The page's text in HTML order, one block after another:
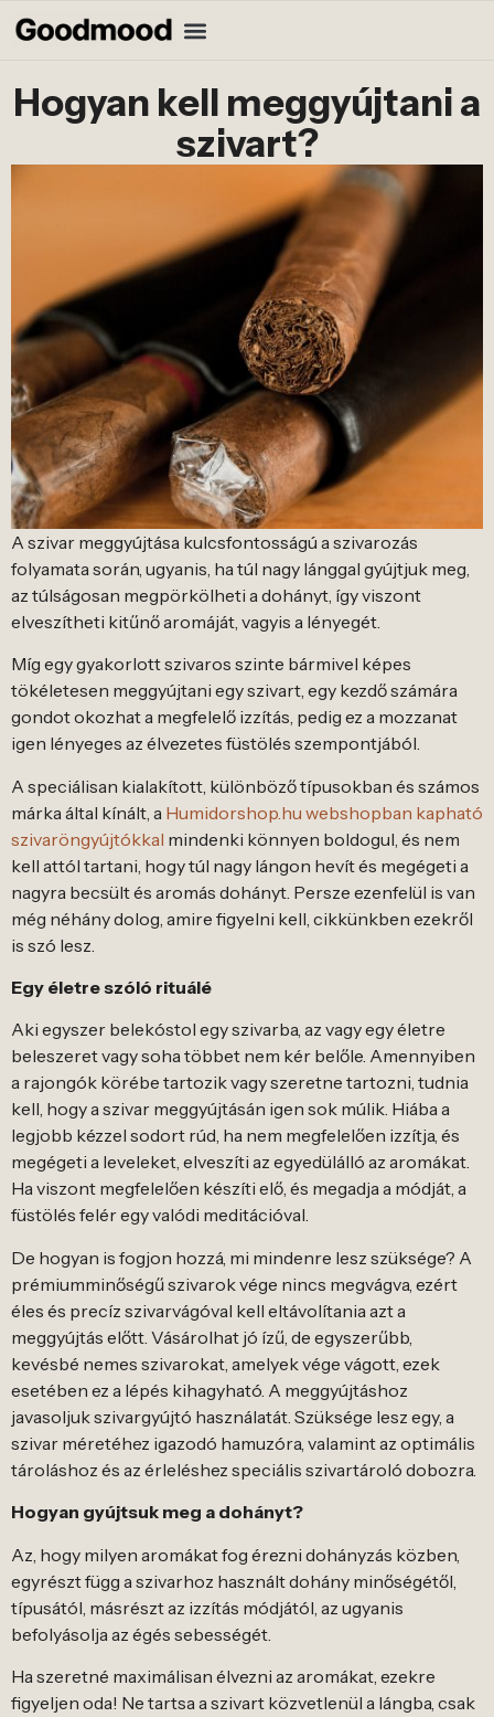
Hogyan kell meggyújtani a
szivart?
A szivar meggyújtása kulcsfontosságú a szivarozás
folyamata során, ugyanis, ha túl nagy lánggal gyújtjuk meg,
az túlságosan megpörkölheti a dohányt, így viszont
elveszítheti kitűnő aromáját, vagyis a lényegét.
Míg egy gyakorlott szivaros szinte bármivel képes
tökéletesen meggyújtani egy szivart, egy kezdő számára
gondot okozhat a megfelelő izzítás, pedig ez a mozzanat
igen lényeges az élvezetes füstölés szempontjából.
A speciálisan kialakított, különböző típusokban és számos
márka által kínált, a Humidorshop.hu webshopban kapható
szivaröngyújtókkal mindenki könnyen boldogul, és nem
kell attól tartani, hogy túl nagy lángon hevít és megégeti a
nagyra becsült és aromás dohányt. Persze ezenfelül is van
még néhány dolog, amire figyelni kell, cikkünkben ezekről
is szó lesz.
Egy életre szóló rituálé
Aki egyszer belekóstol egy szivarba, az vagy egy életre
beleszeret vagy soha többet nem kér belőle. Amennyiben
a rajongók körébe tartozik vagy szeretne tartozni, tudnia
kell, hogy a szivar meggyújtásán igen sok múlik. Hiába a
legjobb kézzel sodort rúd, ha nem megfelelően izzítja, és
megégeti a leveleket, elveszíti az egyedülálló az aromákat.
Ha viszont megfelelően készíti elő, és megadja a módját, a
füstölés felér egy valódi meditációval.
De hogyan is fogjon hozzá, mi mindenre lesz szüksége? A
prémiumminőségű szivarok vége nincs megvágva, ezért
éles és precíz szivarvágóval kell eltávolítania azt a
meggyújtás előtt. Vásárolhat jó ízű, de egyszerűbb,
kevésbé nemes szivarokat, amelyek vége vágott, ezek
esetében ez a lépés kihagyható. A meggyújtáshoz
javasoljuk szivargyújtó használatát. Szüksége lesz egy, a
szivar méretéhez igazodó hamuzóra, valamint az optimális
tároláshoz és az érleléshez speciális szivartároló dobozra.
Hogyan gyújtsuk meg a dohányt?
Az, hogy milyen aromákat fog érezni dohányzás közben,
egyrészt függ a szivarhoz használt dohány minőségétől,
típusától, másrészt az izzítás módjától, az ugyanis
befolyásolja az égés sebességét.
Ha szeretné maximálisan élvezni az aromákat, ezekre
figyeljen oda! Ne tartsa a szivart közvetlenül a lángba, csak